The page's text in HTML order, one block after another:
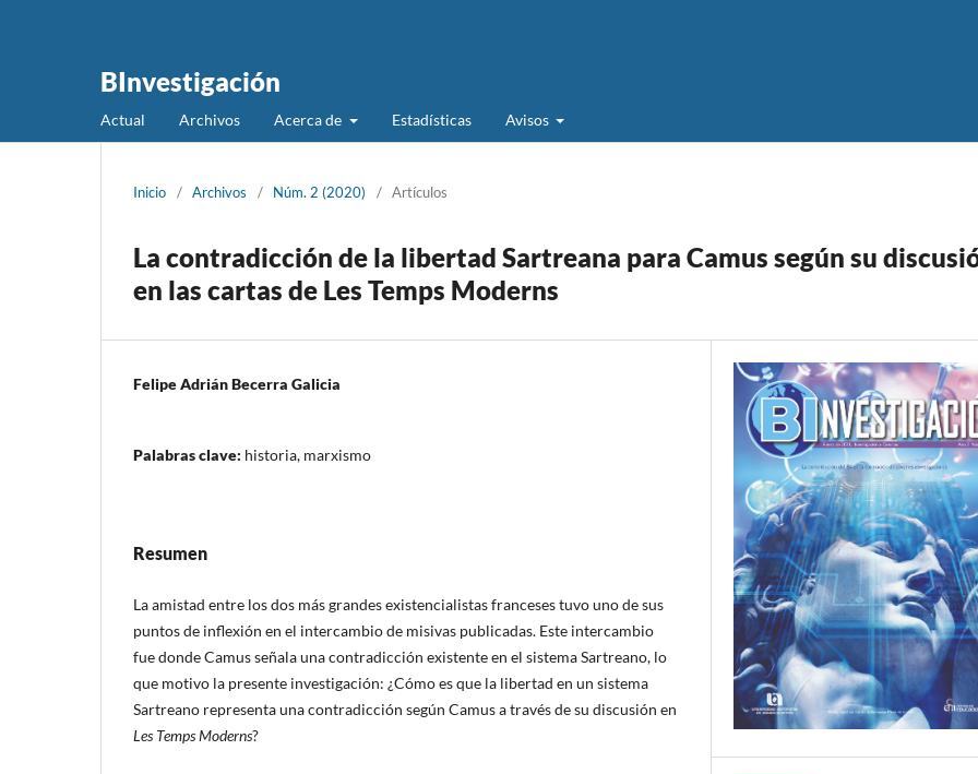
BInvestigación
Actual Archivos Acerca de Estadísticas Avisos
Inicio / Archivos / Núm. 2 (2020) / Artículos
La contradicción de la libertad Sartreana para Camus según su
en las cartas de Les Temps Moderns
Felipe Adrián Becerra Galicia
Palabras clave: historia, marxismo
Resumen
La amistad entre los dos más grandes existencialistas franceses tuvo uno de sus
puntos de inflexión en el intercambio de misivas publicadas. Este intercambio
fue donde Camus señala una contradicción existente en el sistema Sartreano, lo
que motivo la presente investigación: ¿Cómo es que la libertad en un sistema
Sartreano representa una contradicción según Camus a través de su discusión en
Les Temps Moderns?